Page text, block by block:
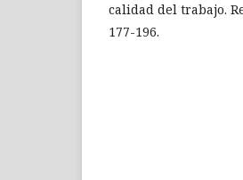
calidad del trabajo.
177-196.